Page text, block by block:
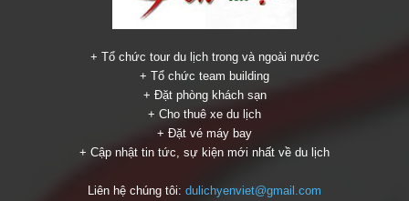
+ Tổ chức tour du lịch trong và ngoài nước
+ Tổ chức team building
+ Đặt phòng khách sạn
+ Cho thuê xe du lịch
+ Đặt vé máy bay
+ Cập nhật tin tức, sự kiện mới nhất về du lịch
Liên hệ chúng tôi: dulichyenviet@gmail.com